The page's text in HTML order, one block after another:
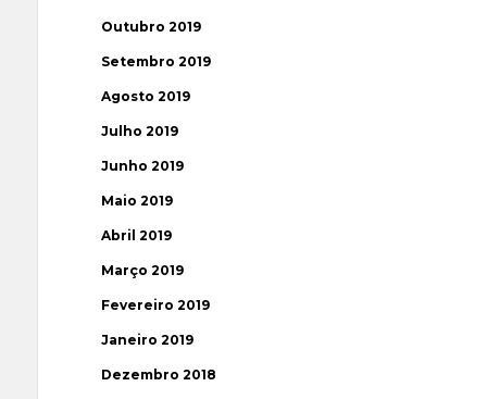
Outubro 2019
Setembro 2019
Agosto 2019
Julho 2019
Junho 2019
Maio 2019
Abril 2019
Março 2019
Fevereiro 2019
Janeiro 2019
Dezembro 2018